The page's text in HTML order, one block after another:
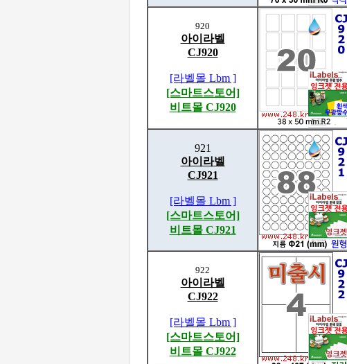
920
아이라벨
CJ920
[라벨몰 Lbm ]
[스마트스토어]
비트몰 CJ920
921
아이라벨
CJ921
[라벨몰 Lbm ]
[스마트스토어]
비트몰 CJ921
922
아이라벨
CJ922
[라벨몰 Lbm ]
[스마트스토어]
비트몰 CJ922